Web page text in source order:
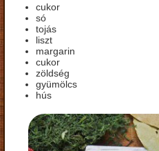
cukor
só
tojás
liszt
margarin
cukor
zöldség
gyümölcs
hús